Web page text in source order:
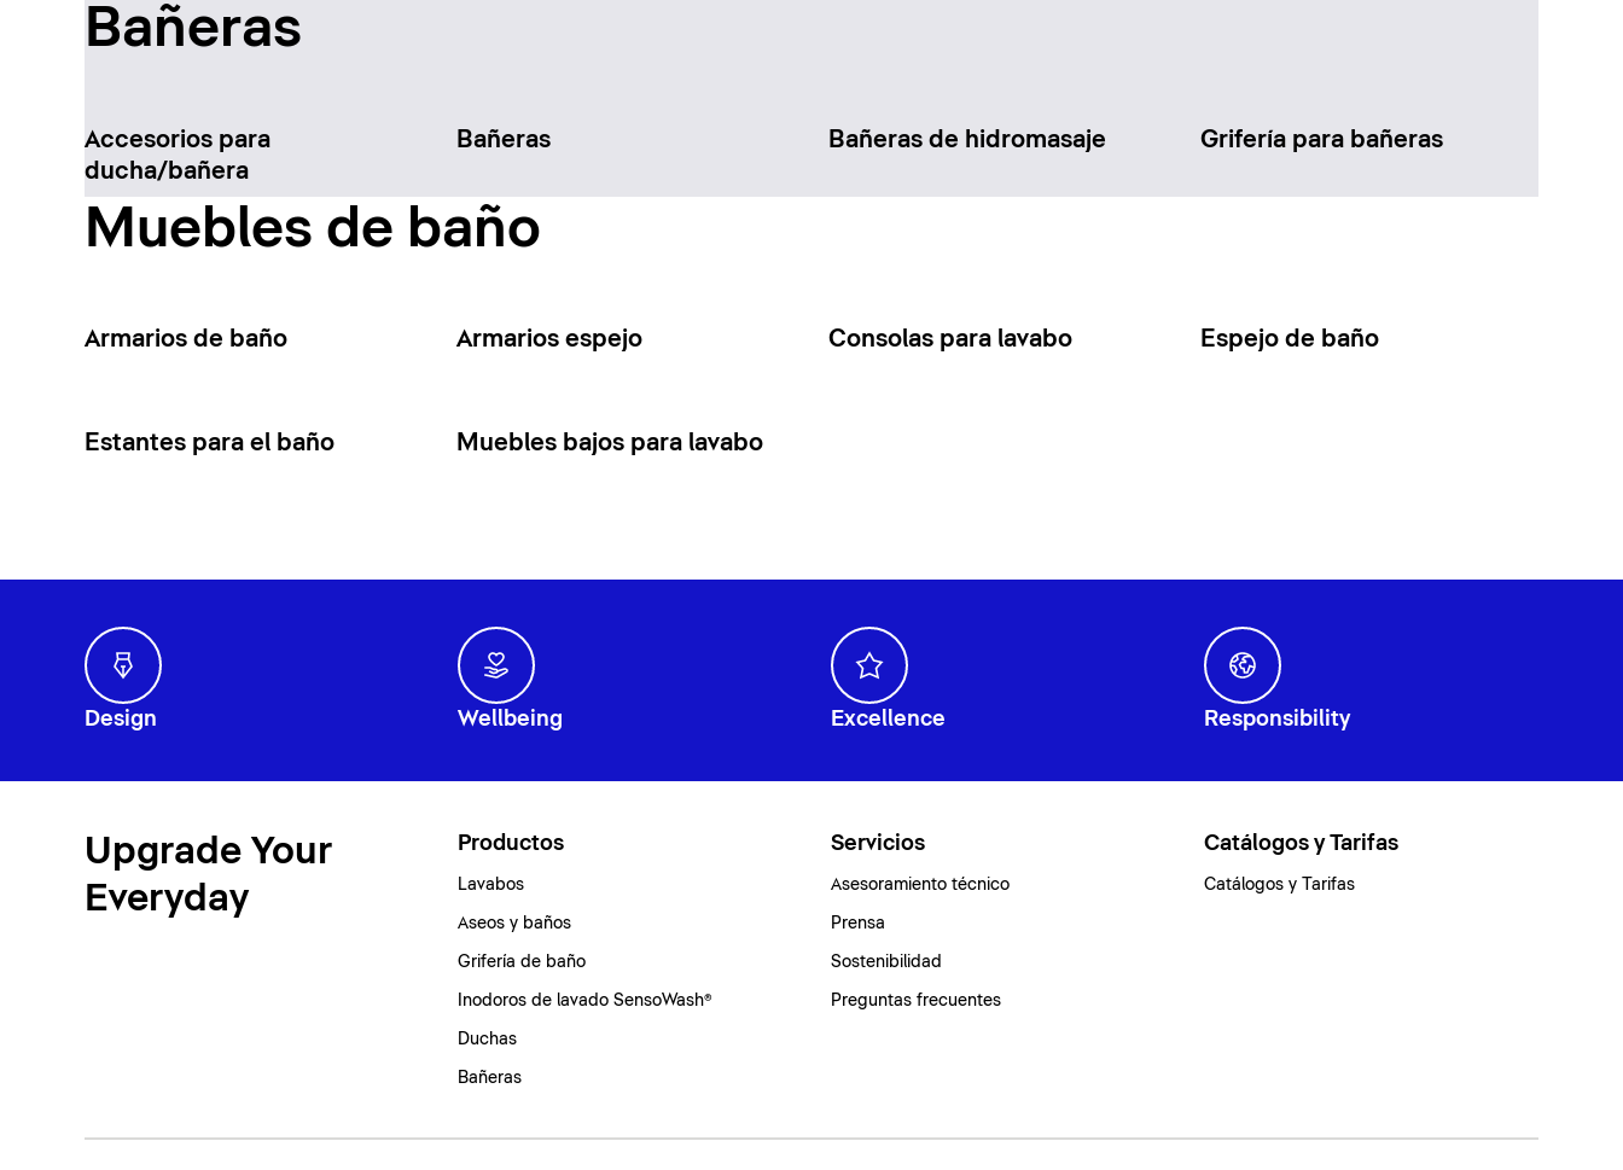
Bañeras
Accesorios para
ducha/bañera
Bañeras Bañeras de hidromasaje Grifería para bañeras
Muebles de baño
Armarios de baño Armarios espejo Consolas para lavabo Espejo de baño
Estantes para el baño Muebles bajos para lavabo
Design Wellbeing Excellence Responsibility
Upgrade Your
Everyday
Productos
Lavabos
Aseos y baños
Grifería de baño
Inodoros de lavado SensoWash®
Duchas
Bañeras
Servicios
Asesoramiento técnico
Prensa
Sostenibilidad
Preguntas frecuentes
Catálogos y Tarifas
Catálogos y Tarifas